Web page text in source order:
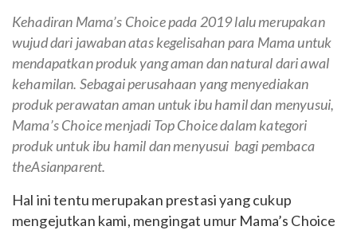
Kehadiran Mama’s Choice pada 2019 lalu merupakan
wujud dari jawaban atas kegelisahan para Mama untuk
mendapatkan produk yang aman dan natural dari awal
kehamilan. Sebagai perusahaan yang menyediakan
produk perawatan aman untuk ibu hamil dan menyusui,
Mama’s Choice menjadi Top Choicedalam kategori
produk untuk ibu hamil dan menyusui bagi pembaca
theAsianparent.
Hal ini tentu merupakan prestasi yang cukup
mengejutkan kami, mengingat umur Mama’s Choice